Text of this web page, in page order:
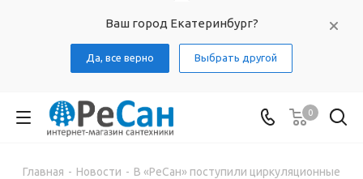
Ваш город Екатеринбург?
Да, все верно Выбрать другой
0
Главная - Новости - В «РеСан» поступили циркуляционные